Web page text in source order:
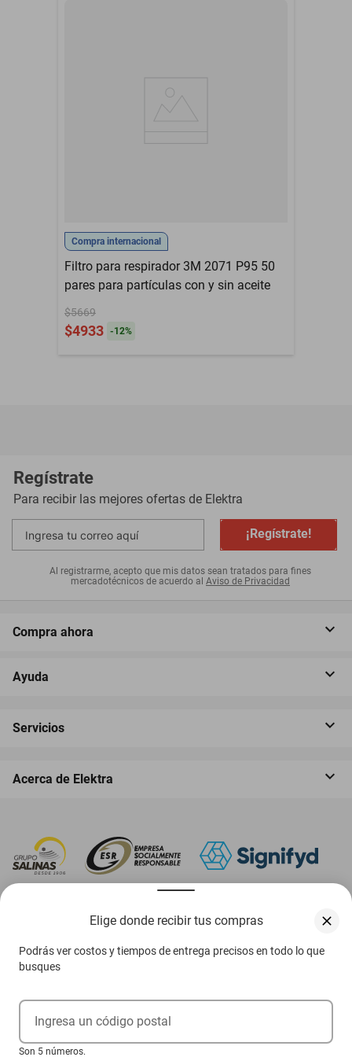
Elige donde recibir tus compras
Podrás ver costos y tiempos de entrega precisos en todo lo que
busques
Ingresa un código postal
Son 5 números.
Compra internacional
Filtro para respirador 3M 2071 P95 50
pares para partículas con y sin aceite
$5669
$4933 -12%
Regístrate
Para recibir las mejores ofertas de Elektra
¡Regístrate!
Al registrarme, acepto que mis datos sean tratados para fines
mercadotécnicos de acuerdo al Aviso de Privacidad
Compra ahora
Ayuda
Servicios
Acerca de Elektra
Ejerce tus derechos ARCO
Términos y condiciones